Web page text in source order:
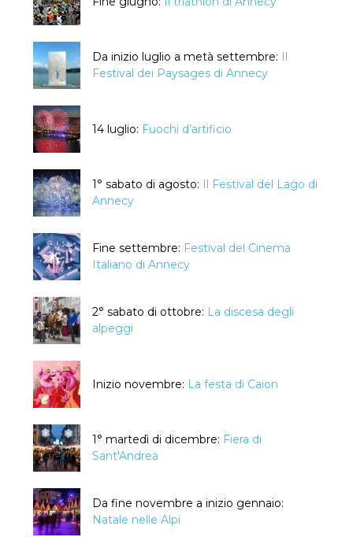
Da inizio luglio a metà settembre: Il
Festival dei Paysages di Annecy
14 luglio: Fuochi d’artificio
1° sabato di agosto: Il Festival del Lago di
Annecy
Fine settembre: Festival del Cinema
Italiano di Annecy
2° sabato di ottobre: La discesa degli
alpeggi
Inizio novembre: La festa di Caion
1° martedì di dicembre: Fiera di
Sant'Andrea
Da fine novembre a inizio gennaio:
Natale nelle Alpi